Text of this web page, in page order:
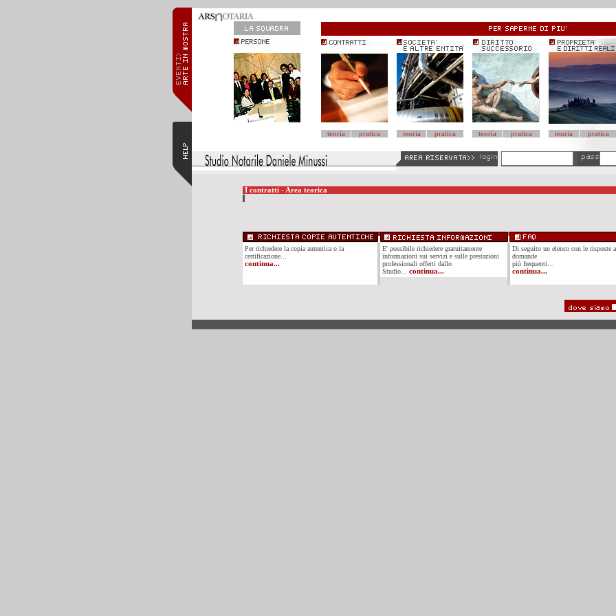
teoria pratica teoria pratica teoria pratica teoria pratica
I contratti - Area teorica
Per richiedere la copia autentica o la
certificazione...
continua...
E' possibile richiedere gratuitamente
informazioni sui servizi e sulle prestazioni
professionali offerti dallo
Studio... continua...
Di seguito un elenco con le risposte
domande
più frequenti…
continua...